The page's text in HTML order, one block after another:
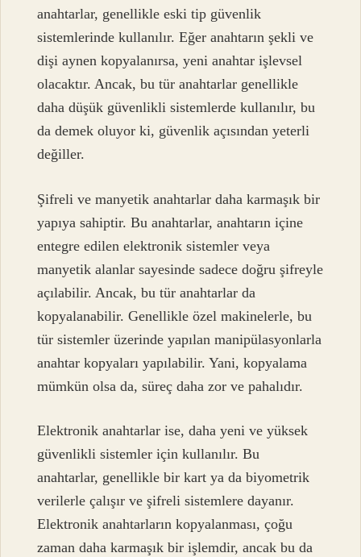
anahtarlar, genellikle eski tip güvenlik
sistemlerinde kullanılır. Eğer anahtarın şekli ve
dişi aynen kopyalanırsa, yeni anahtar işlevsel
olacaktır. Ancak, bu tür anahtarlar genellikle
daha düşük güvenlikli sistemlerde kullanılır, bu
da demek oluyor ki, güvenlik açısından yeterli
değiller.
Şifreli ve manyetik anahtarlar daha karmaşık bir
yapıya sahiptir. Bu anahtarlar, anahtarın içine
entegre edilen elektronik sistemler veya
manyetik alanlar sayesinde sadece doğru şifreyle
açılabilir. Ancak, bu tür anahtarlar da
kopyalanabilir. Genellikle özel makinelerle, bu
tür sistemler üzerinde yapılan manipülasyonlarla
anahtar kopyaları yapılabilir. Yani, kopyalama
mümkün olsa da, süreç daha zor ve pahalıdır.
Elektronik anahtarlar ise, daha yeni ve yüksek
güvenlikli sistemler için kullanılır. Bu
anahtarlar, genellikle bir kart ya da biyometrik
verilerle çalışır ve şifreli sistemlere dayanır.
Elektronik anahtarların kopyalanması, çoğu
zaman daha karmaşık bir işlemdir, ancak bu da